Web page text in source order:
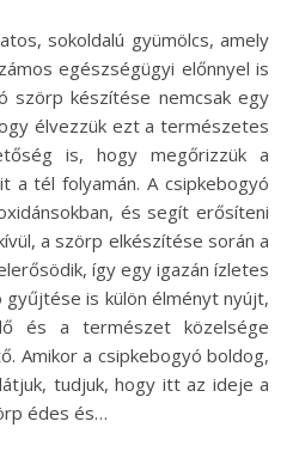
egészségügyi előnnyel is
szörp készítése nemcsak egy
élvezzük ezt a természetes
is, hogy megőrizzük a
a tél folyamán. A csipkebogyó
és segít erősíteni
a szörp elkészítése során a
így egy igazán ízletes
gyűjtése is külön élményt nyújt,
és a természet közelsége
Amikor a csipkebogyó boldog,
tudjuk, hogy itt az ideje a
édes és…